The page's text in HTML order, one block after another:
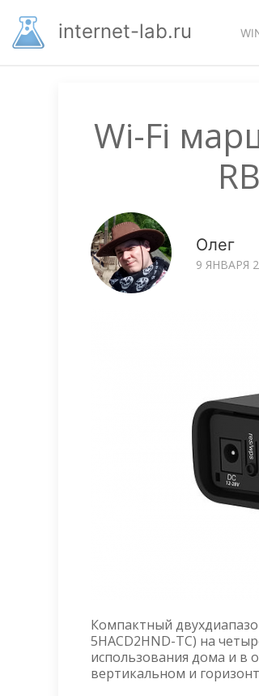
основномуinternet-lab.ru
Wi-Fi
Олег
9 ЯНВАРЯ
Компактный
5HACD2HND-TC) на
использования дома и в
вертикальном и